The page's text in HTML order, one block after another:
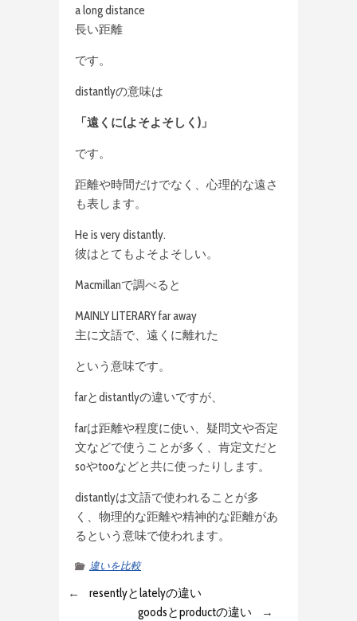
a long distance
長い距離
です。
distantlyの意味は
「遠くに(よそよそしく)」
です。
距離や時間だけでなく、心理的な遠さ
も表します。
He is very distantly.
彼はとてもよそよそしい。
Macmillanで調べると
MAINLY LITERARY far away
主に文語で、遠くに離れた
という意味です。
farとdistantlyの違いですが、
farは距離や程度に使い、疑問文や否定
文などで使うことが多く、肯定文だと
soやtooなどと共に使ったりします。
distantlyは文語で使われることが多
く、物理的な距離や精神的な距離があ
るという意味で使われます。
違いを比較
←
resentlyとlatelyの違い
goodsとproductの違い
→